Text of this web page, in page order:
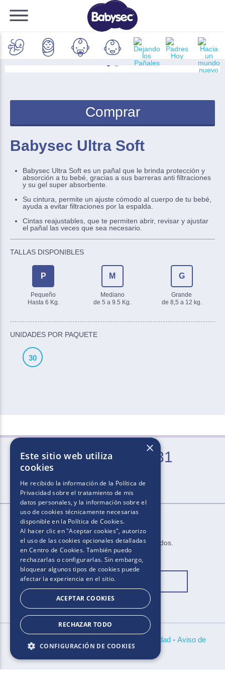
Comprar
Babysec Ultra Soft
Babysec Ultra Soft es un pañal que le brinda protección y
absorción a tu bebé, gracias a sus barreras anti filtraciones
y su gel super absorbente.
Su cintura, permite un ajuste cómodo al cuerpo de tu bebé,
ayuda a evitar filtraciones por la espalda.
Cintas reajustables, que te permiten abrir, revisar y ajustar
el pañal las veces que sea necesario.
TALLAS DISPONIBLES
P
Pequeño
Hasta 6 Kg.
M
Mediano
de 5 a 9.5 Kg.
G
Grande
de 8,5 a 12 kg.
UNIDADES POR PAQUETE
30
0800-666-2031
2025​.​​ ​Todos los derechos reservados​.​
Cambiar ubicación
Políticas de Privacidad- Aviso de
×
Este sitio web utiliza
cookies
He recibido la información de la Política de
Privacidadsobre el tratamiento de mis
datos personales, y la información sobre el
uso de cookies técnicamente necesarias
disponible en la Política de Cookies.
Al hacer clic en "Aceptar cookies", autorizo
el uso de las cookies opcionales detalladas
en Centro de Cookies. También puedo
rechazarlas o configurarlas. Sin embargo,
bloquear algunos tipos de cookies puede
afectar la experiencia en el sitio.
ACEPTAR COOKIES
RECHAZAR TODO
CONFIGURACIÓN DE COOKIES